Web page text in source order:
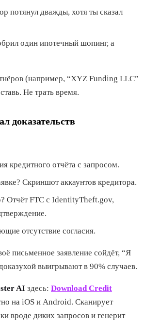
потянул дважды, хотя ты сказал
один ипотечный шопинг, а
(например, “XYZ Funding LLC”
Не трать время.
доказательств
кредитного отчёта с запросом.
Скриншот аккаунтов кредитора.
Отчёт FTC с IdentityTheft.gov,
отсутствие согласия.
письменное заявление сойдёт, “Я
выигрывают в 90% случаев.
AI здесь: Download Credit
на iOS и Android. Сканирует
вроде диких запросов и генерит